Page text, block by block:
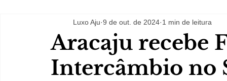
Aracaju recebe
Intercâmbio no
Luxo Aju 9 de out. de 2024 1 min de leitura